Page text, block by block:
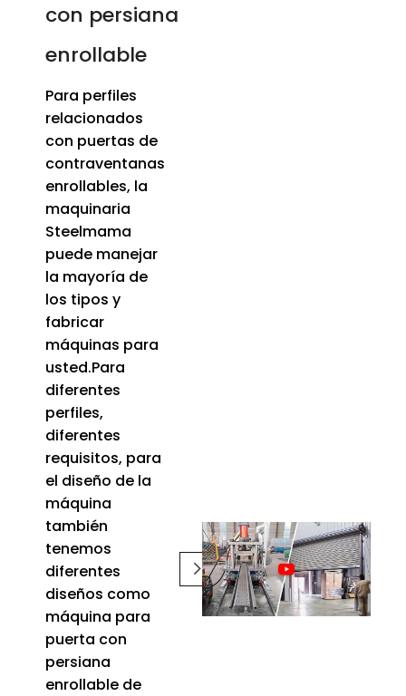
con persiana
enrollable
Para perfiles
relacionados
con puertas de
contraventanas
enrollables, la
maquinaria
Steelmama
puede manejar
la mayoría de
los tipos y
fabricar
máquinas para
usted.Para
diferentes
perfiles,
diferentes
requisitos, para
el diseño de la
máquina
también
tenemos
diferentes
diseños como
máquina para
puerta con
persiana
enrollable de